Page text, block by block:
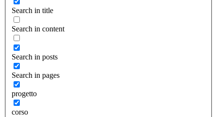
Search in title
Search in content
Search in posts
Search in pages
progetto
corso